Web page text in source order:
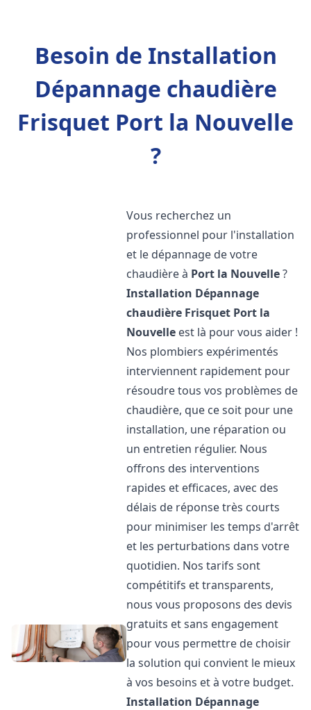
Besoin de Installation
Dépannage chaudière
Frisquet Port la Nouvelle
?
Vous recherchez un
professionnel pour l'installation
et le dépannage de votre
chaudière à Port la Nouvelle?
Installation Dépannage
chaudière Frisquet Port la
Nouvelle est là pour vous aider !
Nos plombiers expérimentés
interviennent rapidement pour
résoudre tous vos problèmes de
chaudière, que ce soit pour une
installation, une réparation ou
un entretien régulier. Nous
offrons des interventions
rapides et efficaces, avec des
délais de réponse très courts
pour minimiser les temps d'arrêt
et les perturbations dans votre
quotidien. Nos tarifs sont
compétitifs et transparents,
nous vous proposons des devis
gratuits et sans engagement
pour vous permettre de choisir
la solution qui convient le mieux
à vos besoins et à votre budget.
Installation Dépannage